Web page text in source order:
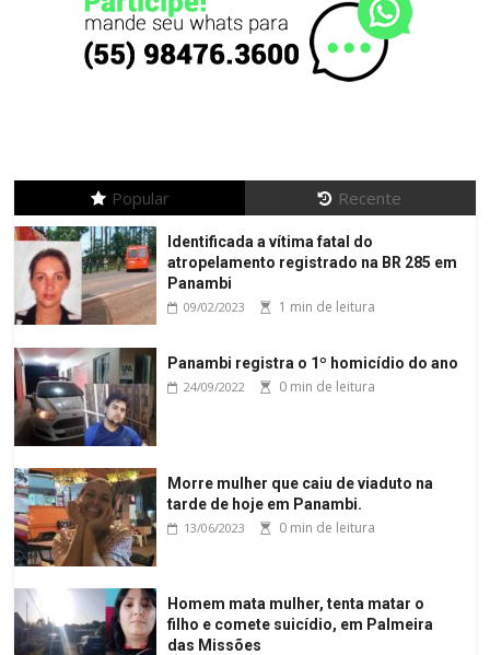
Popular Recente
Identificada a vítima fatal do
atropelamento registrado na BR 285 em
Panambi
09/02/2023 1 min de leitura
Panambi registra o 1º homicídio do ano
24/09/2022 0 min de leitura
Morre mulher que caiu de viaduto na
tarde de hoje em Panambi.
13/06/2023 0 min de leitura
Homem mata mulher, tenta matar o
filho e comete suicídio, em Palmeira
das Missões